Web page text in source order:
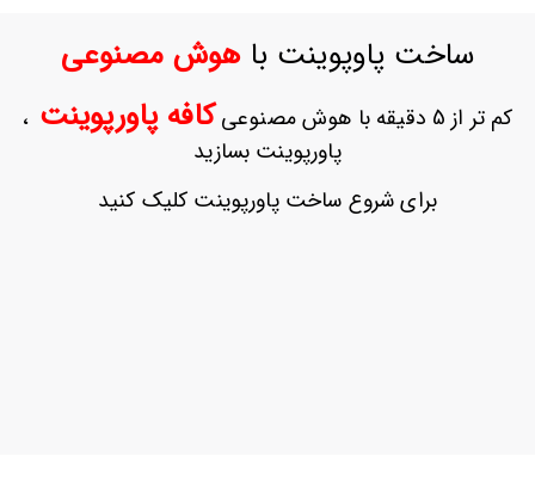
حساب
ثبت
بازیابی
ساخت پاوپوینت باهوش مصنوعی
کم تر از 5 دقیقه با هوش مصنوعی کافه پاورپوینت ،
پاورپوینت بسازید
برای شروع ساخت پاورپوینت کلیک کنید